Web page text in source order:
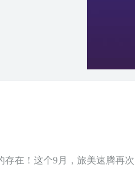
存在 ！ 这个9月，旅美速腾再次